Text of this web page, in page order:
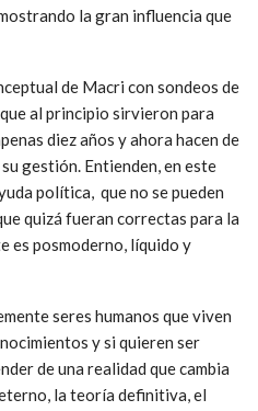
la gran influencia que
de Macri con sondeos de
al principio sirvieron para
diez años y ahora hacen de
gestión. Entienden, en este
política, que no se pueden
quizá fueran correctas para la
es posmoderno, líquido y
seres humanos que viven
y si quieren ser
de una realidad que cambia
la teoría definitiva, el